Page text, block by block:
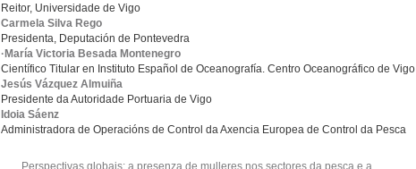
Reitor, Universidade de Vigo
Carmela Silva Rego
Presidenta, Deputación de Pontevedra
·María Victoria Besada Montenegro
Científico Titular en Instituto Español de Oceanografía. Centro Oceanográfico de Vigo
Jesús Vázquez Almuiña
Presidente da Autoridade Portuaria de Vigo
Idoia Sáenz
Administradora de Operacións de Control da Axencia Europea de Control da Pesca
Perspectivas globais: a presenza de mulleres nos sectores da pesca e a